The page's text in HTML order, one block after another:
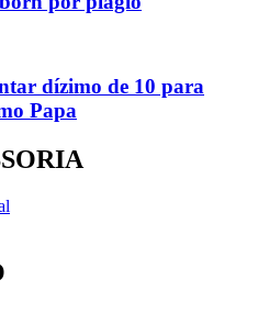
dízimo de 10 para
Papa